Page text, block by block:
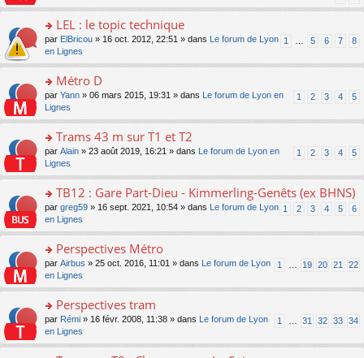
e
pl
s
ré
c
e
n
lu
pl
ré
c
nt
e
n
o
n
lu
pl
ré
c
nt
m
e
s
s
e
n
o
n
lu
pl
ré
c
e
nt
n
ult
er
le
m
e
s
s
e
n
o
n
lu
pl
ré
c
e
nt
o
n
s
er
le
m
e
s
s
a
n
o
n
lu
le
u
c
e
nt
LEL : le topic technique
1 5 6 7 8
par ElBricou » 16 oct. 2012, 22:51 » dans
Le forum de Lyon
en Lignes
o
s
er
le
m
e
s
s
a
n
o
n
lu
le
u
Métro D
1 2 3 4 5
par Yann » 06 mars 2015, 19:31 » dans
Le forum de Lyon en
Lignes
o
s
er
le
m
e
s
s
a
n
o
n
lu
Trams 43 m sur T1 et T2
1 2 3 4 5
par Alain » 23 août 2019, 16:21 » dans
Le forum de Lyon en
Lignes
o
n
s
er
le
m
e
s
s
a
TB12 : Gare Part-Dieu - Kimmerling-Genêts (ex BHNS)
1 2 3 4 5 6
par greg59 » 16 sept. 2021, 10:54 » dans
Le forum de Lyon
en Lignes
o
n
s
er
le
m
e
Perspectives Métro
1 19 20 21 22
par Airbus » 25 oct. 2016, 11:01 » dans
Le forum de Lyon
en Lignes
o
n
s
Perspectives tram
1 31 32 33 34
par Rémi » 16 févr. 2008, 11:38 » dans
Le forum de Lyon
en Lignes